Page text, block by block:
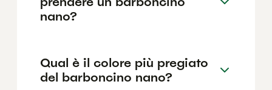
nano?
Qual è il colore più pregiato
del barboncino nano?